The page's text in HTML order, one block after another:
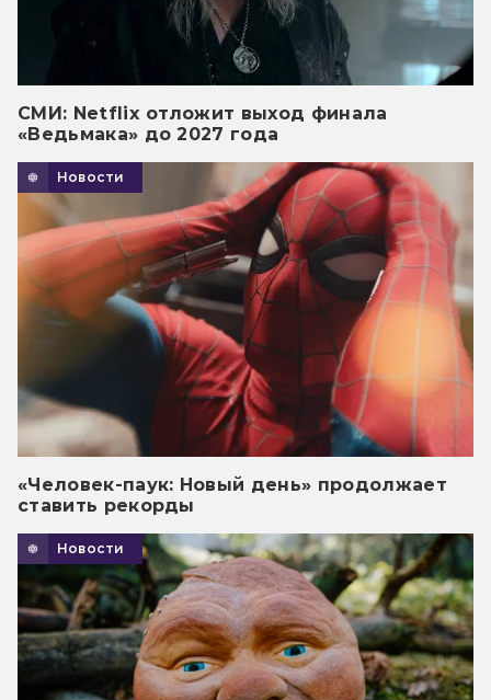
СМИ: Netflix отложит выход финала
«Ведьмака» до 2027 года
Новости
«Человек-паук: Новый день» продолжает
ставить рекорды
Новости